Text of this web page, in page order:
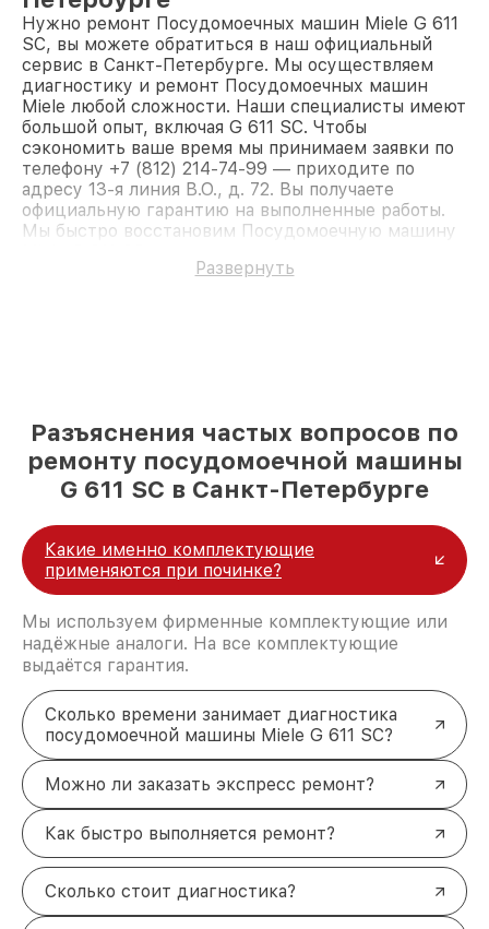
Нужно ремонт Посудомоечных машин Miele G 611
SC, вы можете обратиться в наш официальный
сервис в Санкт-Петербурге. Мы осуществляем
диагностику и ремонт Посудомоечных машин
Miele любой сложности. Наши специалисты имеют
большой опыт, включая G 611 SC. Чтобы
сэкономить ваше время мы принимаем заявки по
телефону +7 (812) 214-74-99 — приходите по
адресу 13-я линия В.О., д. 72. Вы получаете
официальную гарантию на выполненные работы.
Мы быстро восстановим Посудомоечную машину
Развернуть
Разъяснения частых вопросов по
ремонту посудомоечной машины
G 611 SC в Санкт-Петербурге
Какие именно комплектующие
применяются при починке?
Мы используем фирменные комплектующие или
надёжные аналоги. На все комплектующие
выдаётся гарантия.
Сколько времени занимает диагностика
посудомоечной машины Miele G 611 SC?
Можно ли заказать экспресс ремонт?
Как быстро выполняется ремонт?
Сколько стоит диагностика?